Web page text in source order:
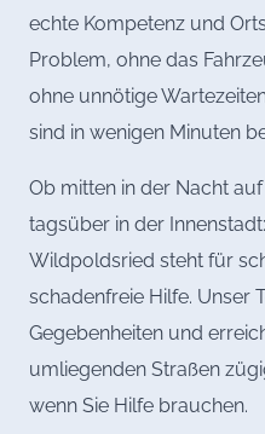
echte Kompetenz und
Problem, ohne das
ohne unnötige
sind in wenigen Minuten
Ob mitten in der Nacht
tagsüber in der
Wildpoldsried steht für
schadenfreie Hilfe. Unser
Gegebenheiten und
umliegenden Straßen
wenn Sie Hilfe brauchen.